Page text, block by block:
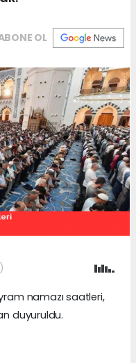
OL
namazı saatleri,
duyuruldu.